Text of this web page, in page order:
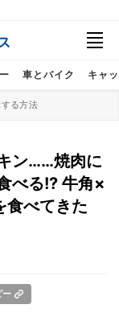
車とバイク キャ
る方法
ン……焼肉に
べる!? 牛角×
食べてきた
ー